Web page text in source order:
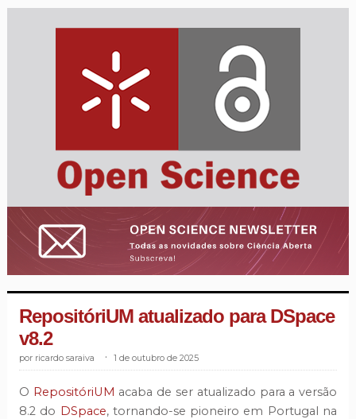
RepositóriUM atualizado para DSpace
v8.2
ricardo saraiva 1 de outubro de 2025
O RepositóriUM acaba de ser atualizado para a versão
8.2 do DSpace, tornando-se pioneiro em Portugal na